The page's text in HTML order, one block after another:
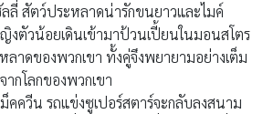
ลี่ สัตว์ประหลาดน่ารักขนยาวและไมค์
งตัวน้อยเดินเข้ามาป้วนเปี้ยนในมอนสโตร
ลาดของพวกเขา ทั้งคู่จึงพยายามอย่างเต็ม
ากโลกของพวกเขา
คควีน รถแข่งซูเปอร์สตาร์จะกลับลงสนาม